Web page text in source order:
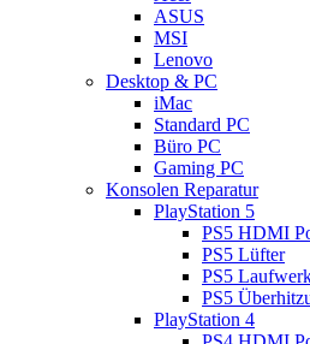
ASUS
MSI
Lenovo
Desktop & PC
iMac
Standard PC
Büro PC
Gaming PC
Konsolen Reparatur
PlayStation 5
PS5 HDMI
PS5 Lüfter
PS5
PS5
PlayStation 4